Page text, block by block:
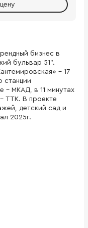
бизнес в
бульвар 51".
- 17
станции
- МКАД, в 11 минутах
ТТК. В проекте
детский сад и
2025г.